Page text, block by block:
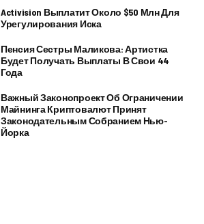
Activision Выплатит Около $50 Млн Для
Урегулирования Иска
Пенсия Сестры Маликова: Артистка
Будет Получать Выплаты В Свои 44
Года
Важный Законопроект Об Ограничении
Майнинга Криптовалют Принят
Законодательным Собранием Нью-
Йорка